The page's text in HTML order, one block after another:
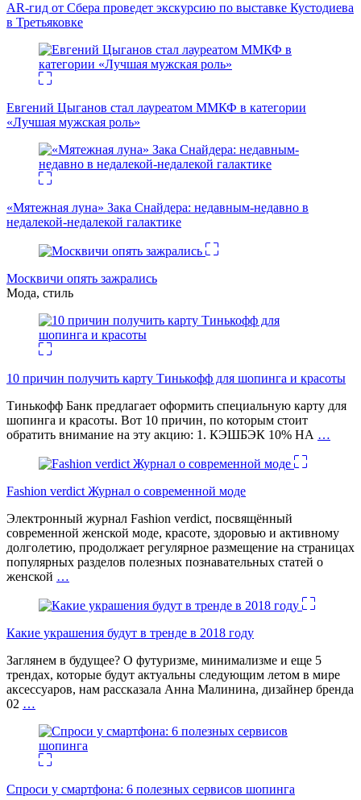
AR-гид от Сбера проведет экскурсию по выставке Кустодиева
в Третьяковке
Евгений Цыганов стал лауреатом ММКФ в категории
«Лучшая мужская роль»
«Мятежная луна» Зака Снайдера: недавным-недавно в
недалекой-недалекой галактике
Москвичи опять зажрались
Мода, стиль
10 причин получить карту Тинькофф для шопинга и красоты
Тинькофф Банк предлагает оформить специальную карту для
шопинга и красоты. Вот 10 причин, по которым стоит
обратить внимание на эту акцию: 1. КЭШБЭК 10% НА …
Fashion verdict Журнал о современной моде
Электронный журнал Fashion verdict, посвящённый
современной женской моде, красоте, здоровью и активному
долголетию, продолжает регулярное размещение на страницах
популярных разделов полезных познавательных статей о
женской …
Какие украшения будут в тренде в 2018 году
Заглянем в будущее? О футуризме, минимализме и еще 5
трендах, которые будут актуальны следующим летом в мире
аксессуаров, нам рассказала Анна Малинина, дизайнер бренда
02 …
Спроси у смартфона: 6 полезных cервисов шопинга